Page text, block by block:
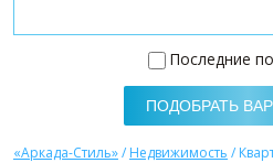
Последние
«Аркада-Стиль»/ Недвижимость /